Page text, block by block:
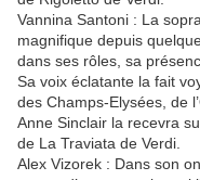
Vannina Santoni : La
magnifique depuis
dans ses rôles, sa
Sa voix éclatante la fait
des Champs-Elysées, de
Anne Sinclair la recevra
de La Traviata de Verdi.
Alex Vizorek : Dans son